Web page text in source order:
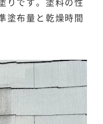
りです。塗料の性
塗布量と乾燥時間